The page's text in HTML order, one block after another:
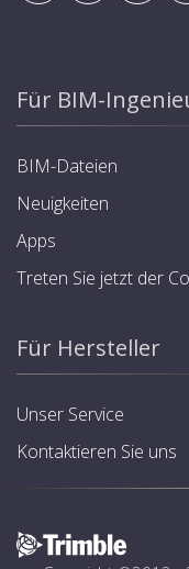
Für BIM-
BIM-Dateien
Neuigkeiten
Apps
Treten Sie jetzt der
Für Hersteller
Unser Service
Kontaktieren Sie uns